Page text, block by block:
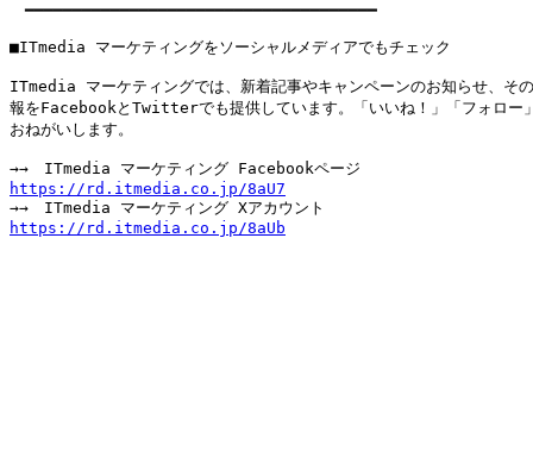
━━━━━━━━━━━━━━━━━━━━━━━━━━━━━━━━━━━━━
■ITmedia マーケティングをソーシャルメディアでもチェック
ITmedia マーケティングでは、新着記事やキャンペーンのお知らせ、そ
報をFacebookとTwitterでも提供しています。「いいね！」「フォロー
おねがいします。
https://rd.itmedia.co.jp/8aU7
https://rd.itmedia.co.jp/8aUb